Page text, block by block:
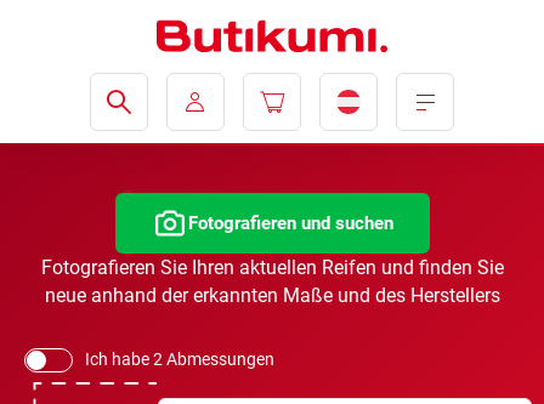
Fotografieren und suchen
Fotografieren Sie Ihren aktuellen Reifen und finden Sie
neue anhand der erkannten Maße und des Herstellers
Ich habe 2 Abmessungen